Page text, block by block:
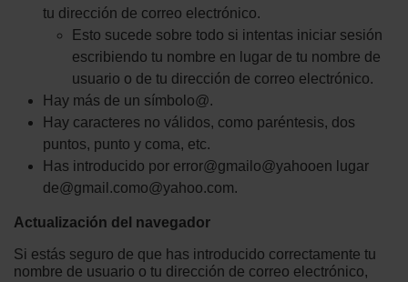
tu dirección de correo electrónico.
Esto sucede sobre todo si intentas iniciar sesión
escribiendo tu nombre en lugar de tu nombre de
usuario o de tu dirección de correo electrónico.
Hay más de un símbolo@.
Hay caracteres no válidos, como paréntesis, dos
puntos, punto y coma, etc.
Has introducido por error@gmailo@yahooen lugar
de@gmail.como@yahoo.com.
Actualización del navegador
Si estás seguro de que has introducido correctamente tu
nombre de usuario o tu dirección de correo electrónico,